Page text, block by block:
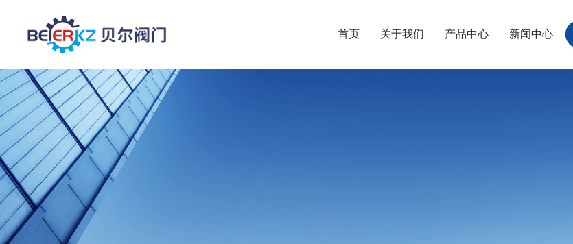
首页 关于我们 产品中心 新闻中心